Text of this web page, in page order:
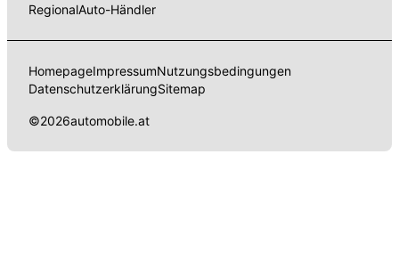
RegionalAuto-Händler
HomepageImpressumNutzungsbedingungen
DatenschutzerklärungSitemap
©2026automobile.at